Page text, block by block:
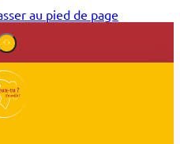
au pied de page